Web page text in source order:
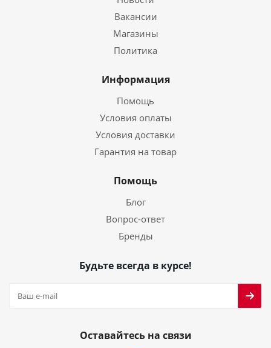
Вакансии
Магазины
Политика
Информация
Помощь
Условия оплаты
Условия доставки
Гарантия на товар
Помощь
Блог
Вопрос-ответ
Бренды
Будьте всегда в курсе!
Оставайтесь на связи